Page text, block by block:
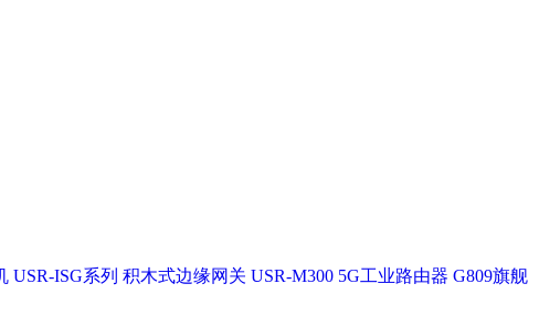
USR-ISG系列 积木式边缘网关 USR-M300 5G工业路由器 G809旗舰